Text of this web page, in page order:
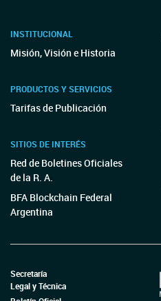
INSTITUCIONAL
Misión, Visión e Historia
PRODUCTOS Y SERVICIOS
Tarifas de Publicación
SITIOS DE INTERÉS
Red de Boletines Oficiales
de la R. A.
BFA Blockchain Federal
Argentina
Secretaría
Legal y Técnica